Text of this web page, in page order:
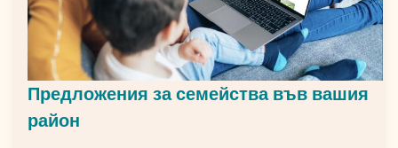
Предложения за семейства във вашия
район